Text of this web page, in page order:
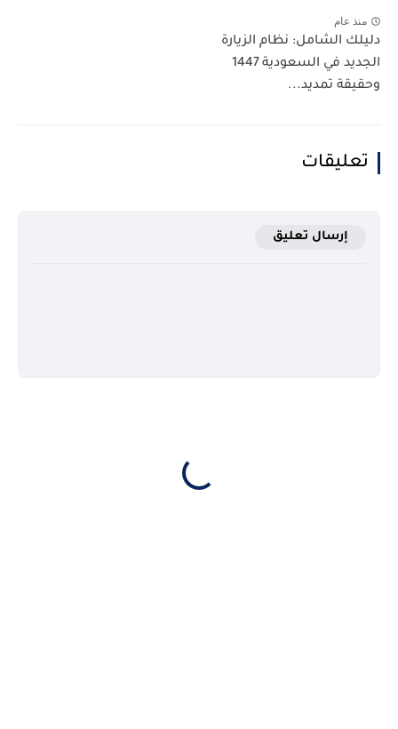
منذ عام
دليلك الشامل: نظام الزيارة
الجديد في السعودية 1447
وحقيقة تمديد...
تعليقات
إرسال تعليق